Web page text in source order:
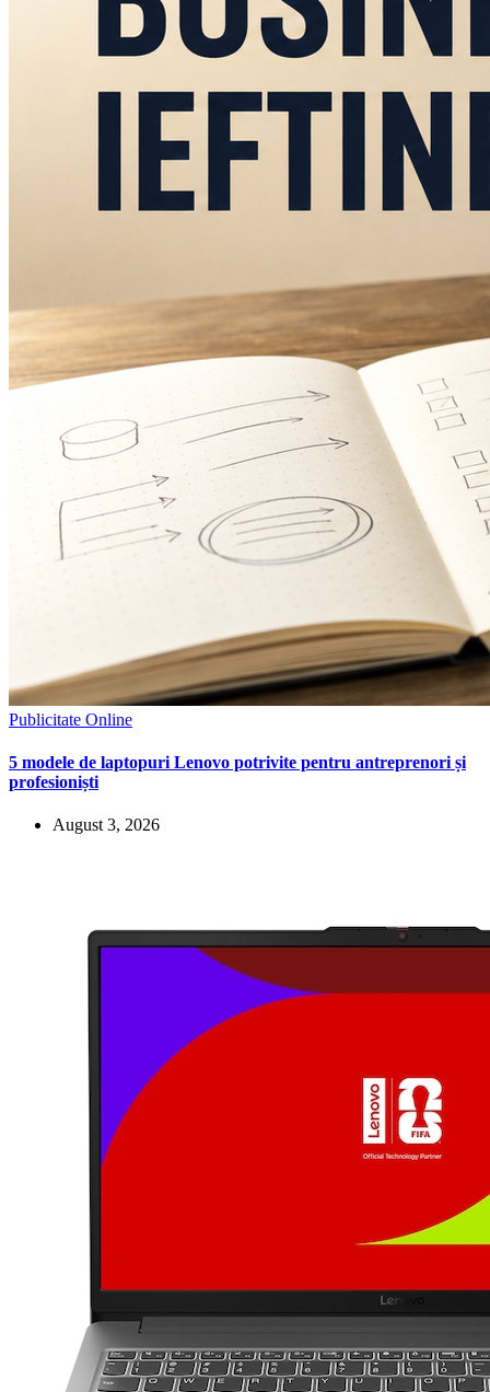
Publicitate Online
5 modele de laptopuri Lenovo potrivite pentru antreprenori și
profesioniști
August 3, 2026